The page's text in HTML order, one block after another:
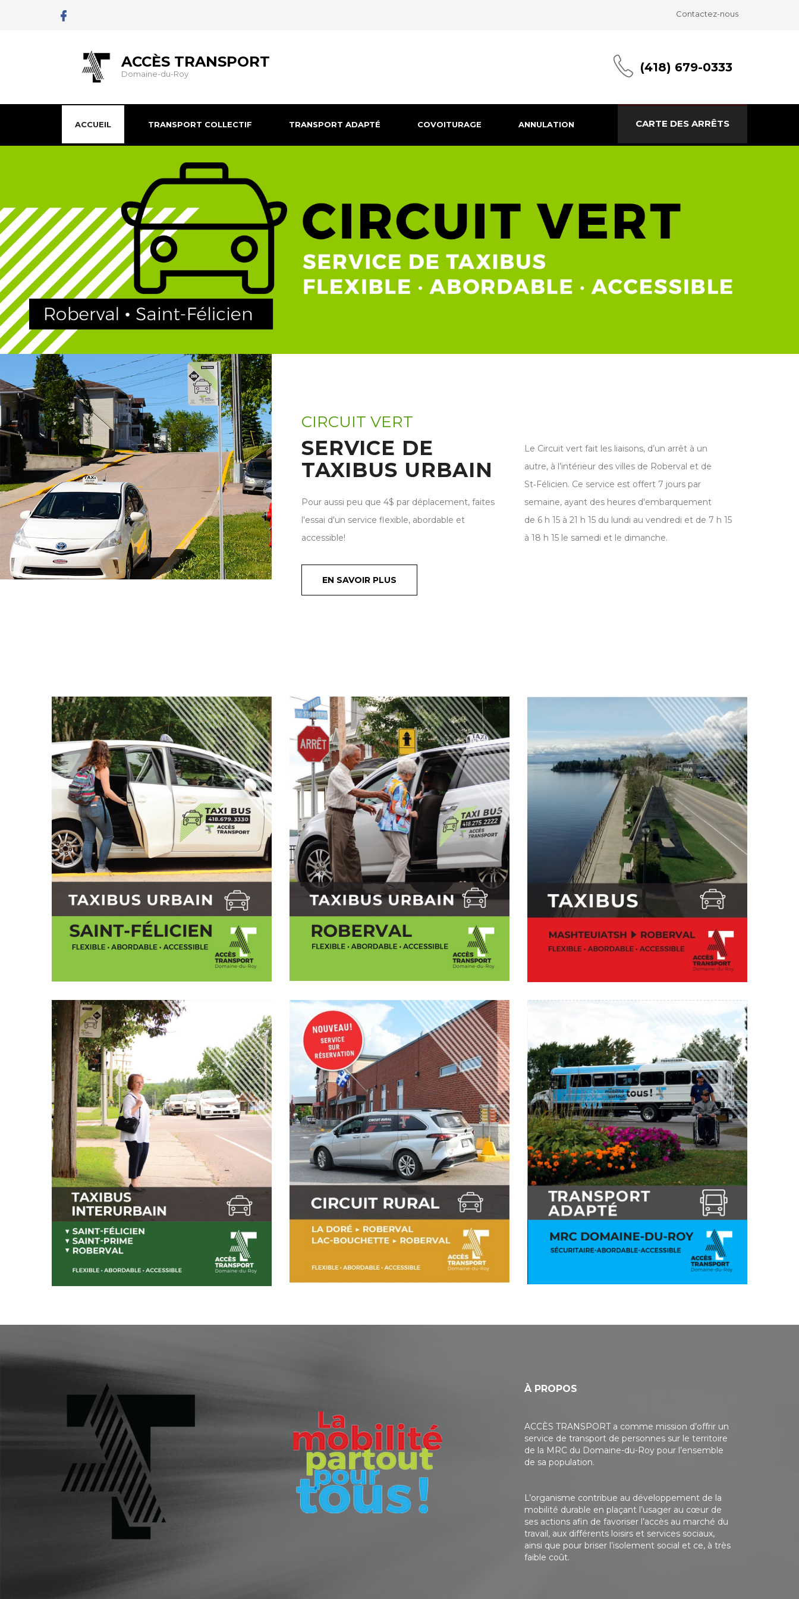
Contactez-nous
ACCÈS TRANSPORT
Domaine-du-Roy (418) 679-0333
ACCUEIL TRANSPORT COLLECTIF TRANSPORT ADAPTÉ COVOITURAGE ANNULATION CARTE DES ARRÊTS
CIRCUIT VERT
SERVICE DE
TAXIBUS URBAIN
Pour aussi peu que 4$ par déplacement, faites
l'essai d'un service flexible, abordable et
accessible!
EN SAVOIR PLUS
Le Circuit vert fait les liaisons, d’un arrêt à un
autre, à l’intérieur des villes de Roberval et de
St‑Félicien. Ce service est offert 7 jours par
semaine, ayant des heures d'embarquement
de 6 h 15 à 21 h 15 du lundi au vendredi et de 7 h 15
à 18 h 15 le samedi et le dimanche.
À PROPOS
ACCÈS TRANSPORT a comme mission d’offrir un
service de transport de personnes sur le territoire
de la MRC du Domaine-du-Roy pour l’ensemble
de sa population.
L’organisme contribue au développement de la
mobilité durable en plaçant l’usager au cœur de
ses actions afin de favoriser l’accès au marché du
travail, aux différents loisirs et services sociaux,
ainsi que pour briser l’isolement social et ce, à très
faible coût.